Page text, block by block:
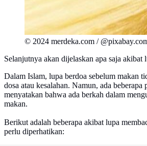
© 2024 merdeka.com /
Selanjutnya akan dijelaskan apa saja akibat
Dalam Islam, lupa berdoa sebelum makan
dosa atau kesalahan. Namun, ada beberapa
menyatakan bahwa ada berkah dalam
makan.
Berikut adalah beberapa akibat lupa
perlu diperhatikan: